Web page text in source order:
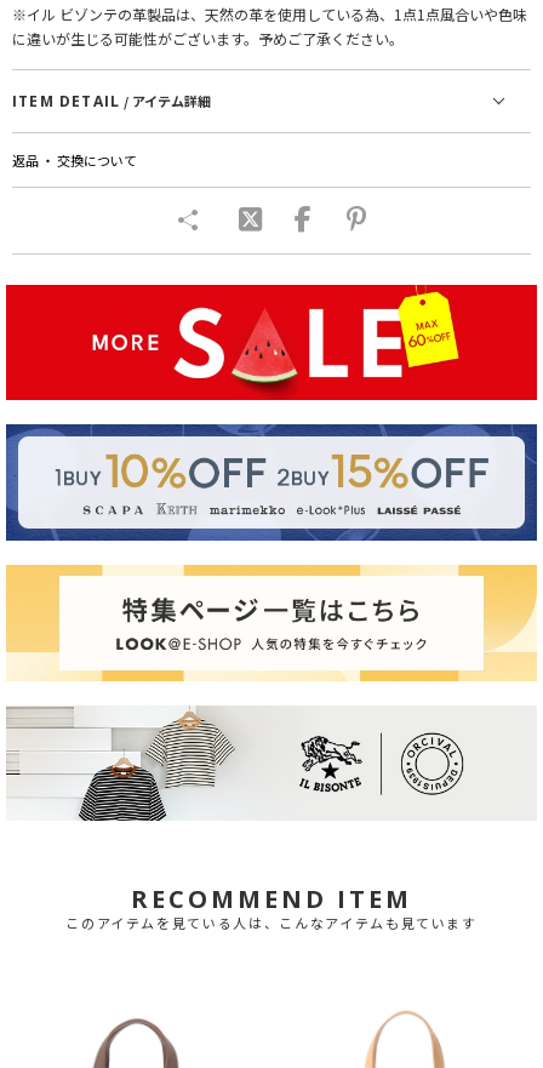
※イル ビゾンテの革製品は、天然の革を使用している為、1点1点風合いや色味
に違いが生じる可能性がございます。予めご了承ください。
ITEM DETAIL / アイテム詳細
返品 ・ 交換について
RECOMMEND ITEM
このアイテムを見ている人は、こんなアイテムも見ています